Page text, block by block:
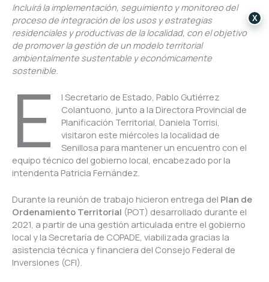
Incluirá la implementación, seguimiento y monitoreo del
proceso de integración de los usos y estrategias
residenciales y productivas de la localidad, con el objetivo
de promover la gestión de un modelo territorial
ambientalmente sustentable y económicamente
sostenible.
E
l Secretario de Estado, Pablo Gutiérrez
Colantuono, junto a la Directora Provincial de
Planificación Territorial, Daniela Torrisi,
visitaron este miércoles la localidad de
Senillosa para mantener un encuentro con el
equipo técnico del gobierno local, encabezado por la
intendenta Patricia Fernández.
Durante la reunión de trabajo hicieron entrega del Plan de
Ordenamiento Territorial (POT) desarrollado durante el
2021, a partir de una gestión articulada entre el gobierno
local y la Secretaría de COPADE, viabilizada gracias la
asistencia técnica y financiera del Consejo Federal de
Inversiones (CFI).
X